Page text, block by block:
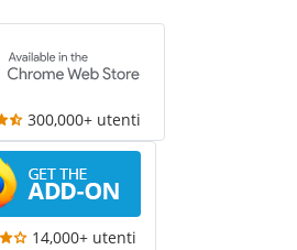
300,000+ utenti
14,000+ utenti